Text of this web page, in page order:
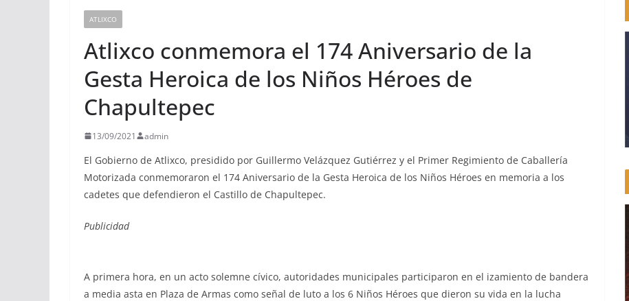
ATLIXCO
Atlixco conmemora el 174 Aniversario de la
Gesta Heroica de los Niños Héroes de
Chapultepec
13/09/2021 admin
El Gobierno de Atlixco, presidido por Guillermo Velázquez Gutiérrez y el Primer Regimiento de Caballería
Motorizada conmemoraron el 174 Aniversario de la Gesta Heroica de los Niños Héroes en memoria a los
cadetes que defendieron el Castillo de Chapultepec.
Publicidad
A primera hora, en un acto solemne cívico, autoridades municipales participaron en el izamiento de bandera
a media asta en Plaza de Armas como señal de luto a los 6 Niños Héroes que dieron su vida en la lucha